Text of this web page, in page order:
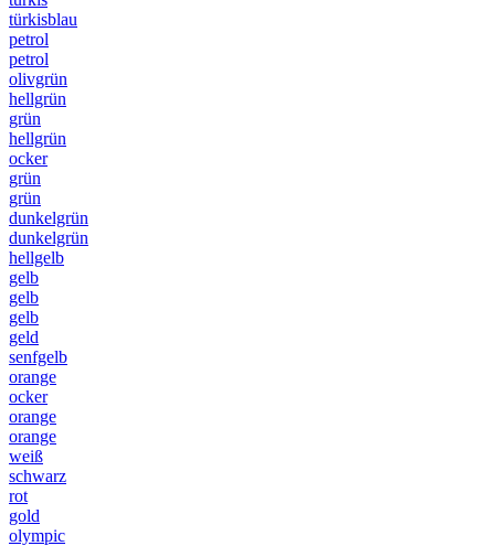
türkisblau
petrol
petrol
olivgrün
hellgrün
grün
hellgrün
ocker
grün
grün
dunkelgrün
dunkelgrün
hellgelb
gelb
gelb
gelb
geld
senfgelb
orange
ocker
orange
orange
weiß
schwarz
rot
gold
olympic